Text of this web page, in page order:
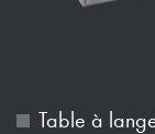
Table à